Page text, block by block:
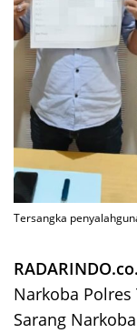
Tersangka
Narkoba
Sarang